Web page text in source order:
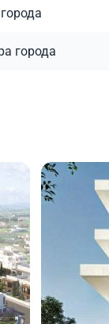
города